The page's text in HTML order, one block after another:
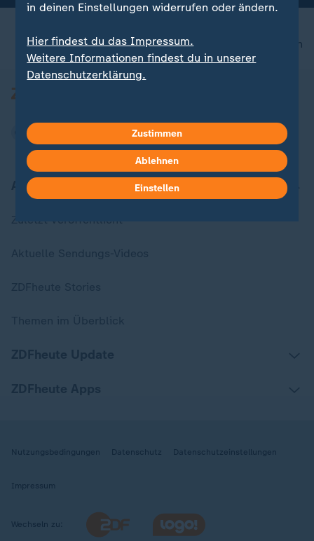
nach oben
Aktuell bei ZDFheute
Zuletzt veröffentlicht
Nutzungsbedingungen Datenschutz Datenschutzeinstellungen
Impressum
Wechseln zu:
in deinen Einstellungen widerrufen oder ändern.
Hier findest du das Impressum.
Weitere Informationen findest du in unserer
Datenschutzerklärung.
Zustimmen
Ablehnen
Einstellen